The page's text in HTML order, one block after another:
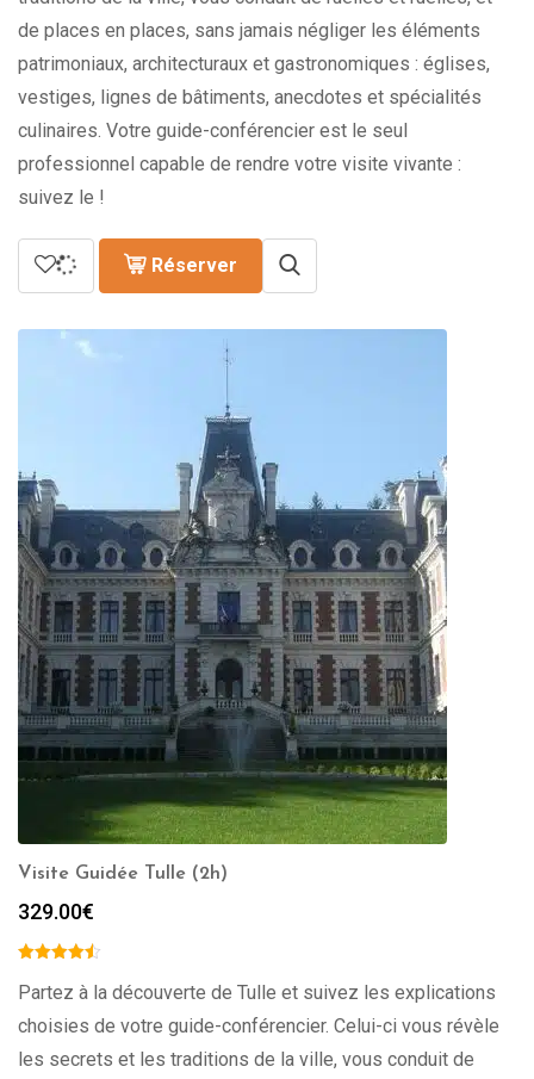
de places en places, sans jamais négliger les éléments
patrimoniaux, architecturaux et gastronomiques : églises,
vestiges, lignes de bâtiments, anecdotes et spécialités
culinaires. Votre guide-conférencier est le seul
professionnel capable de rendre votre visite vivante :
suivez le !
Réserver
Visite Guidée Tulle (2h)
329.00€
Partez à la découverte de Tulle et suivez les explications
choisies de votre guide-conférencier. Celui-ci vous révèle
les secrets et les traditions de la ville, vous conduit de